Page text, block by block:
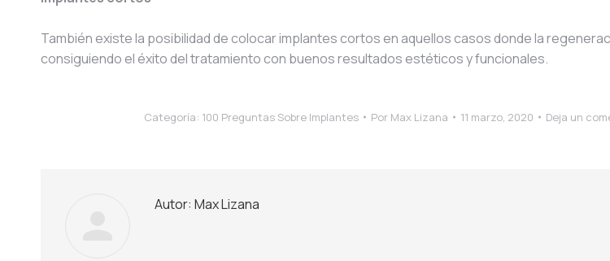
También existe la posibilidad de colocar implantes cortos en aquellos casos donde la
consiguiendo el éxito del tratamiento con buenos resultados estéticos y funcionales.
Categoría: 100 Preguntas Sobre Implantes Por Max Lizana 11 marzo, 2020 Deja un
Autor: Max Lizana